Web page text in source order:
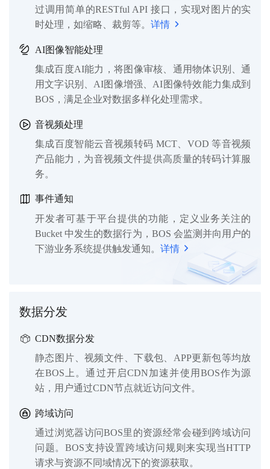
过调用简单的RESTful API 接口，实现对图片的实
时处理，如缩略、裁剪等。 详情
AI图像智能处理
集成百度AI能力，将图像审核、通用物体识别、通
用文字识别、AI图像增强、AI图像特效能力集成到
BOS，满足企业对数据多样化处理需求。
音视频处理
集成百度智能云音视频转码 MCT、VOD 等音视频
产品能力，为音视频文件提供高质量的转码计算服
务。
事件通知
开发者可基于平台提供的功能，定义业务关注的
Bucket 中发生的数据行为，BOS 会监测并向用户的
下游业务系统提供触发通知。 详情
数据分发
CDN数据分发
静态图片、视频文件、下载包、APP更新包等均放
在BOS上。通过开启CDN加速并使用BOS作为源
站，用户通过CDN节点就近访问文件。
跨域访问
通过浏览器访问BOS里的资源经常会碰到跨域访问
问题。BOS支持设置跨域访问规则来实现当HTTP
请求与资源不同域情况下的资源获取。